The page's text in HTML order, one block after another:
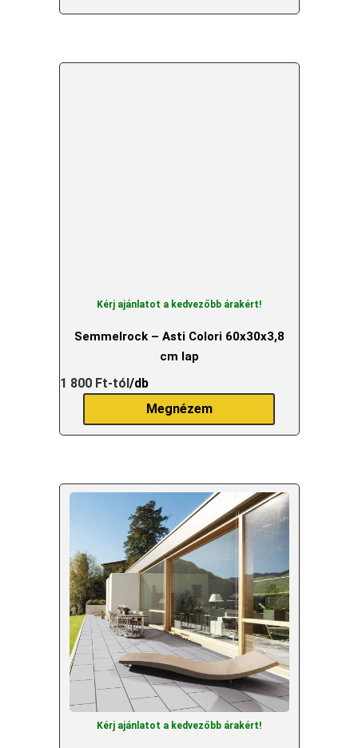
Kérj ajánlatot a kedvezőbb árakért!
Semmelrock – Asti Colori 60x30x3,8
cm lap
1 800 Ft-tól/db
Megnézem
Kérj ajánlatot a kedvezőbb árakért!